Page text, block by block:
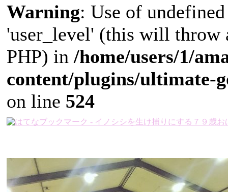
Warning: Use of
'user_level' (this will throw
PHP) in /home/users/1/
content/plugins/ultimate-
on line 524